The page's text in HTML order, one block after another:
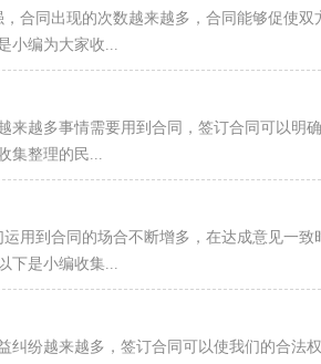
合同出现的次数越来越多，合同能够促使双
小编为大家收...
来越多事情需要用到合同，签订合同可以明
集整理的民...
用到合同的场合不断增多，在达成意见一致
下是小编收集...
纠纷越来越多，签订合同可以使我们的合法